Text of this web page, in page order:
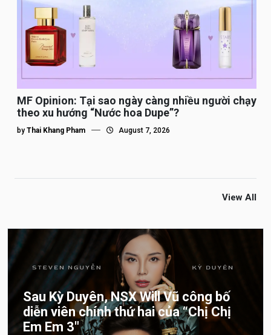
MF Opinion: Tại sao ngày càng nhiều người chạy
theo xu hướng “Nước hoa Dupe”?
by Thai Khang Pham August 7, 2026
View All
Sau Kỳ Duyên, NSX Will Vũ công bố
diễn viên chính thứ hai của “Chị Chị
Em Em 3″